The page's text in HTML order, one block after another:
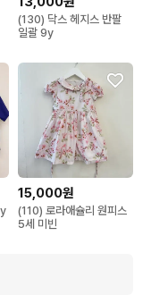
(130) 닥스 헤지스 반팔
일괄 9y
15,000원
(110) 로라애슐리 원피스
5세 미빈